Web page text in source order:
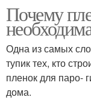
Почему
Одна из самых
тупик тех, кто
пленок для паро-
дома.